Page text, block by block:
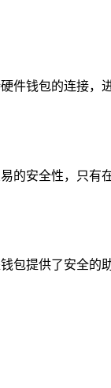
件钱包的连接，
的安全性，只有
包提供了安全的